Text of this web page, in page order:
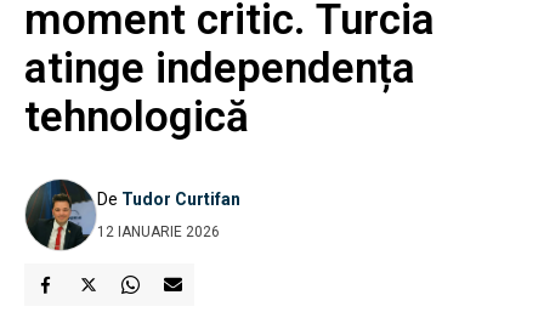
moment critic. Turcia
atinge independența
tehnologică
De Tudor Curtifan
12 IANUARIE 2026